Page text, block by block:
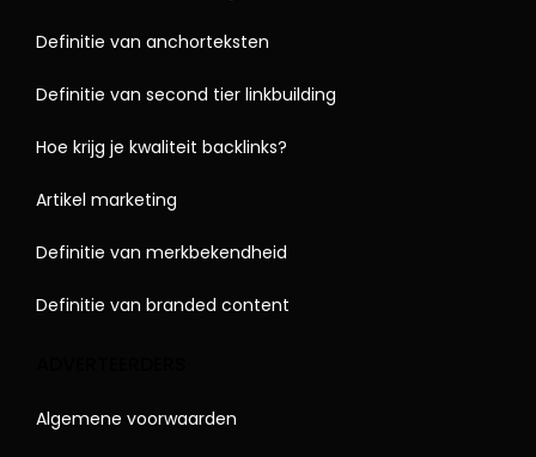
Definitie van anchorteksten
Definitie van second tier linkbuilding
Hoe krijg je kwaliteit backlinks?
Artikel marketing
Definitie van merkbekendheid
Definitie van branded content
Algemene voorwaarden